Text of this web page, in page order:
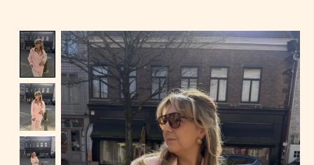
Product image slideshow Items